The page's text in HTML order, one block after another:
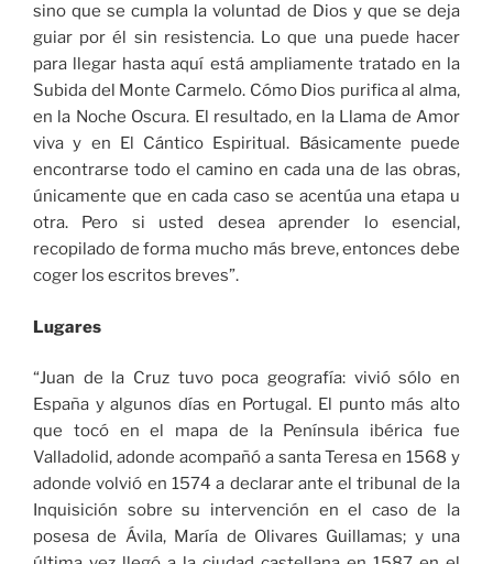
sino que se cumpla la voluntad de Dios y que se deja
guiar por él sin resistencia. Lo que una puede hacer
para llegar hasta aquí está ampliamente tratado en la
Subida del Monte Carmelo. Cómo Dios purifica al alma,
en la Noche Oscura. El resultado, en la Llama de Amor
viva y en El Cántico Espiritual. Básicamente puede
encontrarse todo el camino en cada una de las obras,
únicamente que en cada caso se acentúa una etapa u
otra. Pero si usted desea aprender lo esencial,
recopilado de forma mucho más breve, entonces debe
coger los escritos breves”.
Lugares
“Juan de la Cruz tuvo poca geografía: vivió sólo en
España y algunos días en Portugal. El punto más alto
que tocó en el mapa de la Península ibérica fue
Valladolid, adonde acompañó a santa Teresa en 1568 y
adonde volvió en 1574 a declarar ante el tribunal de la
Inquisición sobre su intervención en el caso de la
posesa de Ávila, María de Olivares Guillamas; y una